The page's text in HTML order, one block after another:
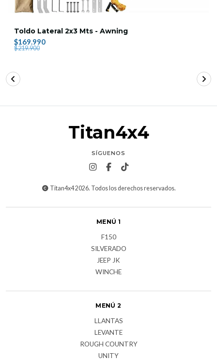
Toldo Lateral 2x3 Mts - Awning
$169.990
$219.900
Titan4x4
SÍGUENOS
Titan4x4 2026. Todos los derechos reservados.
MENÚ 1
F150
SILVERADO
JEEP JK
WINCHE
MENÚ 2
LLANTAS
LEVANTE
ROUGH COUNTRY
UNITY